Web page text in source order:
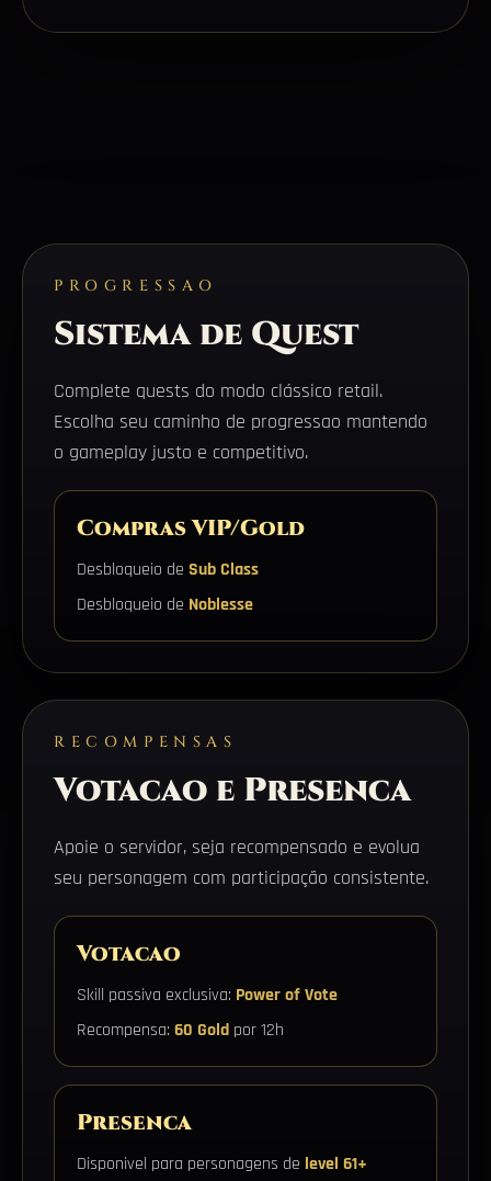
PROGRESSAO
Sistema de Quest
Complete quests do modo clássico retail.
Escolha seu caminho de progressao mantendo
o gameplay justo e competitivo.
Compras VIP/Gold
Desbloqueio de Sub Class
Desbloqueio de Noblesse
RECOMPENSAS
Votacao e Presenca
Apoie o servidor, seja recompensado e evolua
seu personagem com participação consistente.
Votacao
Skill passiva exclusiva: Power of Vote
Recompensa: 60 Gold por 12h
Presenca
Disponivel para personagens de level 61+